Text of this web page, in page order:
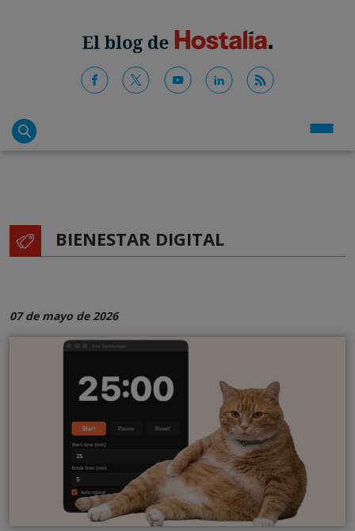
BIENESTAR DIGITAL
07 de mayo de 2026